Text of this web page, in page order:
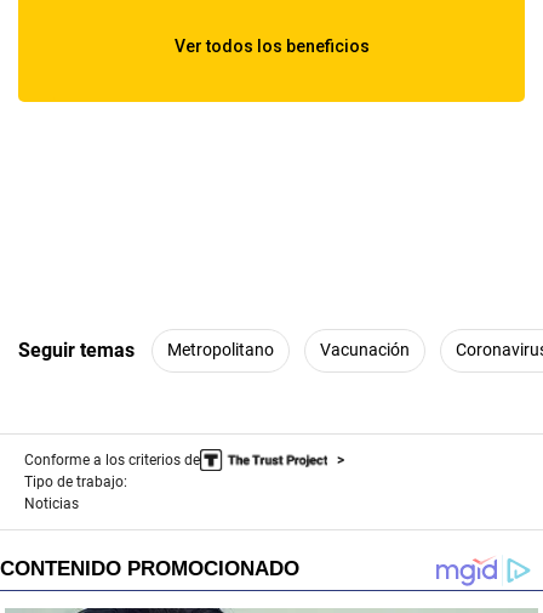
Seguir temas Metropolitano Vacunación
Conforme a los criterios de
Tipo de trabajo:
Noticias